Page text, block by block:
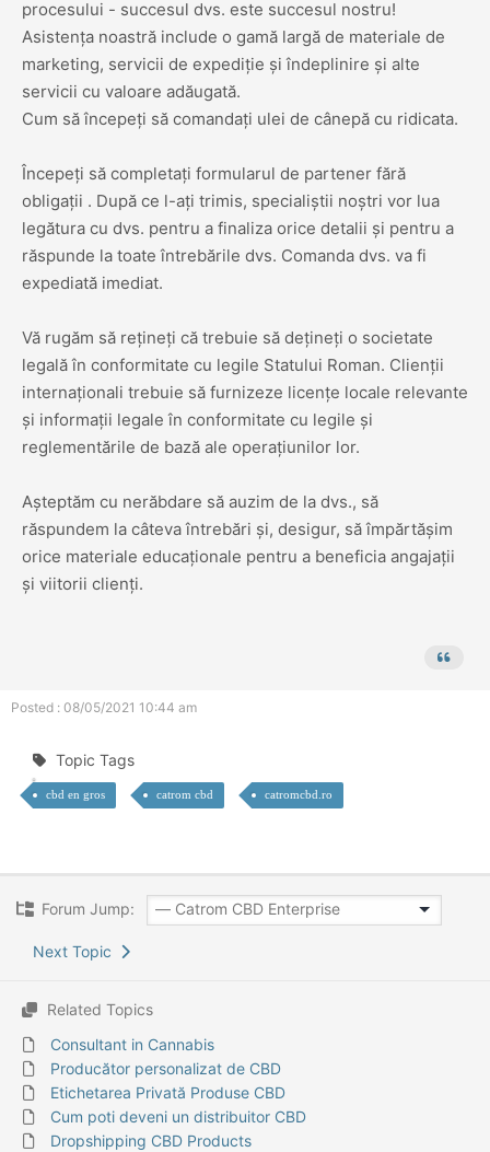
procesului - succesul dvs. este succesul nostru!
Asistența noastră include o gamă largă de materiale de
marketing, servicii de expediție și îndeplinire și alte
servicii cu valoare adăugată.
Cum să începeți să comandați ulei de cânepă cu ridicata.
Începeți să completați formularul de partener fără
obligații . După ce l-ați trimis, specialiștii noștri vor lua
legătura cu dvs. pentru a finaliza orice detalii și pentru a
răspunde la toate întrebările dvs. Comanda dvs. va fi
expediată imediat.
Vă rugăm să rețineți că trebuie să dețineți o societate
legală în conformitate cu legile Statului Roman. Clienții
internaționali trebuie să furnizeze licențe locale relevante
și informații legale în conformitate cu legile și
reglementările de bază ale operațiunilor lor.
Așteptăm cu nerăbdare să auzim de la dvs., să
răspundem la câteva întrebări și, desigur, să împărtășim
orice materiale educaționale pentru a beneficia angajații
și viitorii clienți.
Posted : 08/05/2021 10:44 am
Topic Tags
cbd en gros catrom cbd catromcbd.ro
Forum Jump:
Next Topic
Related Topics
Consultant in Cannabis
Producător personalizat de CBD
Etichetarea Privată Produse CBD
Cum poti deveni un distribuitor CBD
Dropshipping CBD Products